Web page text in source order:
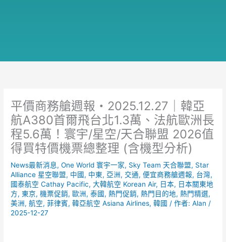
平價商務艙週報・2025.12.27｜韓亞
航A380首爾飛台北1.3萬、法航歐洲長
程5.6萬！寰宇/星空/天合聯盟 2026值
得買特價機票總整理 (含機型分析)
News最新消息,One World 寰宇一家, Sky Team 天合聯盟, Star
Alliance 星空聯盟, 中國, 中東, 亞洲, 交通,便宜商務艙週報, 台灣,
國泰航空 Cathay Pacific,大韓航空 Korean Air, 日本, 日本關東地
方,東京,機票促銷,歐洲,泰國,熱門促銷,熱門目的地,熱門精選,
美洲,航空,菲律賓,韓亞航空 Asiana Airlines,韓國 / 作者:Alan /
2025-12-27